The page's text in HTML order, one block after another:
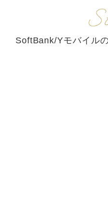
SoftBank/Yモバイル